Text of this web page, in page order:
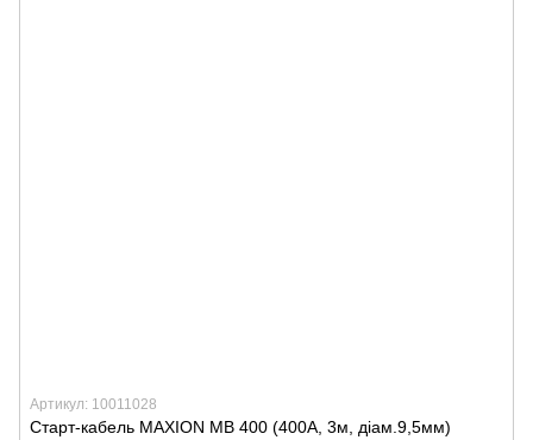
Артикул: 10011028
Старт-кабель MAXION MB 400 (400А, 3м, діам.9,5мм)